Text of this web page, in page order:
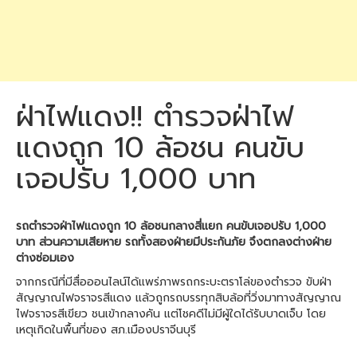
ฝ่าไฟแดง!! ตำรวจฝ่าไฟ
แดงถูก 10 ล้อชน คนขับ
เจอปรับ 1,000 บาท
รถตำรวจฝ่าไฟแดงถูก 10 ล้อชนกลางสี่แยก คนขับเจอปรับ 1,000
บาท ส่วนความเสียหาย รถทั้งสองฝ่ายมีประกันภัย จึงตกลงต่างฝ่าย
ต่างซ่อมเอง
จากกรณีที่มีสื่อออนไลน์ได้แพร่ภาพรถกระบะตราโล่ของตำรวจ ขับฝ่า
สัญญาณไฟจราจรสีแดง แล้วถูกรถบรรทุกสิบล้อที่วิ่งมาทางสัญญาณ
ไฟจราจรสีเขียว ชนเข้ากลางคัน แต่โชคดีไม่มีผู้ใดได้รับบาดเจ็บ โดย
เหตุเกิดในพื้นที่ของ สภ.เมืองปราจีนบุรี